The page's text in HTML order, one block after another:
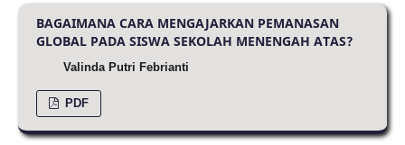
BAGAIMANA CARA MENGAJARKAN PEMANASAN
GLOBAL PADA SISWA SEKOLAH MENENGAH ATAS?
Valinda Putri Febrianti
PDF